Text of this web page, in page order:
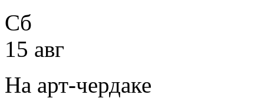
Сб
15 авг
На арт-чердаке